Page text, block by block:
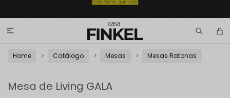

Home Catálogo Mesas Mesas Ratonas
Mesa de Living GALA